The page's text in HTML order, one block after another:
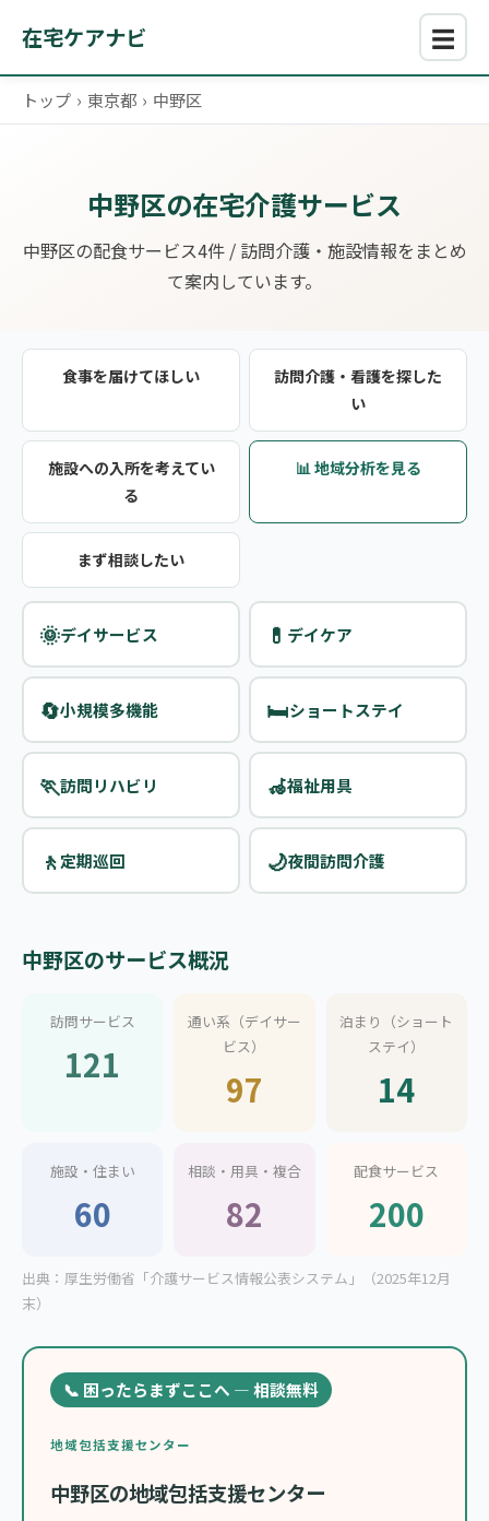
在宅ケアナビ ☰
トップ › 東京都 › 中野区
中野区の在宅介護サービス
中野区の配食サービス4件 / 訪問介護・施設情報をまとめ
て案内しています。
食事を届けてほしい
訪問介護・看護を探した
い
施設への入所を考えてい
る
📊 地域分析を見る
まず相談したい
🌞デイサービス 💊 デイケア
🔄小規模多機能 🛏️ショートステイ
🏃訪問リハビリ 🦽福祉用具
🚶定期巡回 🌙夜間訪問介護
中野区のサービス概況
訪問サービス
121
通い系（デイサー
ビス）
97
泊まり（ショート
ステイ）
14
施設・住まい
60
相談・用具・複合
82
配食サービス
200
出典：厚生労働省「介護サービス情報公表システム」（2025年12月
末）
📞 困ったらまずここへ — 相談無料
地域包括支援センター
中野区の地域包括支援センター